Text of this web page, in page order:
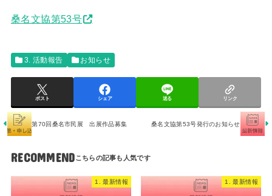
桑名文協第53号
3. 活動報告 お知らせ
ポスト シェア 送る リンク
第70回桑名市民展 出展作品募集 桑名文協第53号発行のお知らせ
RECOMMEND
1. 最新情報 1. 最新情報